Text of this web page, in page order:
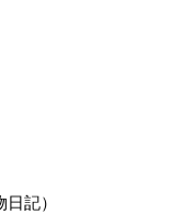
記）